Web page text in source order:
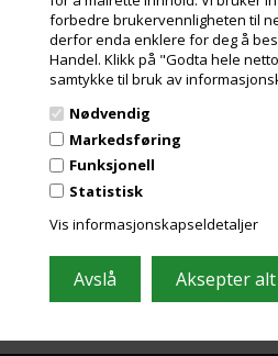
forbedre brukervennligheten til
derfor enda enklere for deg å
Handel. Klikk på "Godta hele
samtykke til bruk av
Nødvendig
Markedsføring
Funksjonell
Statistisk
Vis informasjonskapseldetaljer
Meld deg på
Inneholder ofte store besparelser og